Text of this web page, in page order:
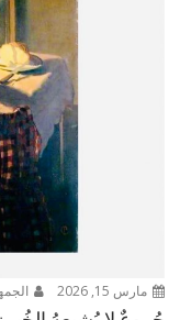
مارس 15, 2026